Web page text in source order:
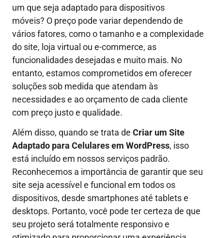
um que seja adaptado para dispositivos
móveis? O preço pode variar dependendo de
vários fatores, como o tamanho e a complexidade
do site, loja virtual ou e-commerce, as
funcionalidades desejadas e muito mais. No
entanto, estamos comprometidos em oferecer
soluções sob medida que atendam às
necessidades e ao orçamento de cada cliente
com preço justo e qualidade.
Além disso, quando se trata de Criar um Site
Adaptado para Celulares em WordPress, isso
está incluído em nossos serviços padrão.
Reconhecemos a importância de garantir que seu
site seja acessível e funcional em todos os
dispositivos, desde smartphones até tablets e
desktops. Portanto, você pode ter certeza de que
seu projeto será totalmente responsivo e